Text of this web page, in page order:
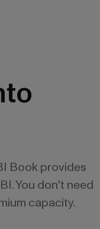
Book provides
You don't need
capacity.